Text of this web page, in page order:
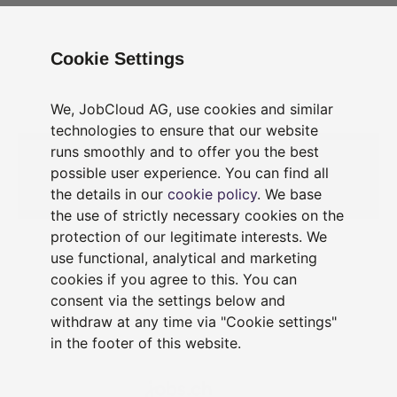
Jobsuche
Cookie Settings
We, JobCloud AG, use cookies and similar
technologies to ensure that our website
runs smoothly and to offer you the best
possible user experience. You can find all
the details in our cookie policy. We base
the use of strictly necessary cookies on the
protection of our legitimate interests. We
use functional, analytical and marketing
cookies if you agree to this. You can
consent via the settings below and
withdraw at any time via "Cookie settings"
in the footer of this website.